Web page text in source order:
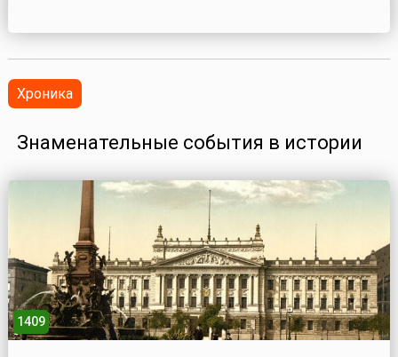
Хроника
Знаменательные события в истории
1409